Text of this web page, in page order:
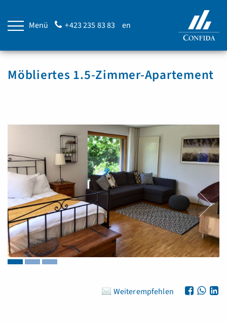
Menü +423 235 83 83 en
Möbliertes 1.5-Zimmer-Apartement
Weiterempfehlen